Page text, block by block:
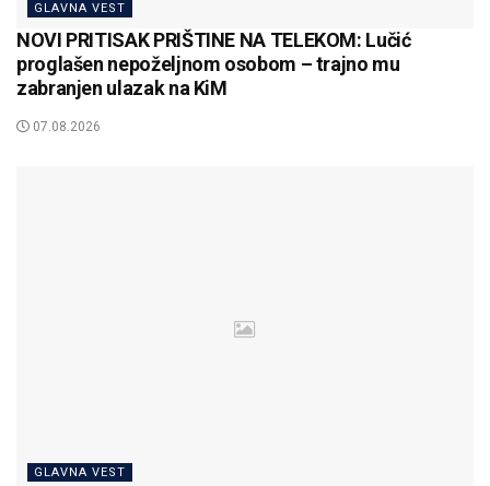
GLAVNA VEST
NOVI PRITISAK PRIŠTINE NA TELEKOM: Lučić
proglašen nepoželjnom osobom – trajno mu
zabranjen ulazak na KiM
07.08.2026
GLAVNA VEST